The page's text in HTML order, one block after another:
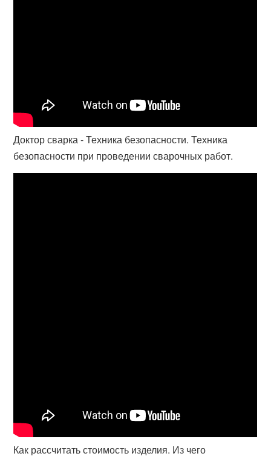
Доктор сварка - Техника безопасности. Техника
безопасности при проведении сварочных работ.
Как рассчитать стоимость изделия. Из чего